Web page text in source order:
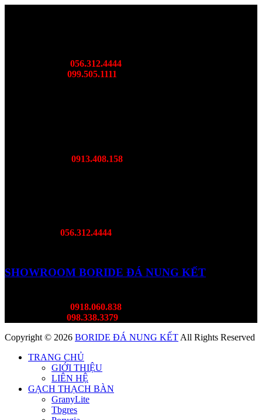
056.312.4444
099.505.1111
0913.408.158
056.312.4444
SHOWROOM BORIDE ĐÁ NUNG KẾT
0918.060.838
098.338.3379
Copyright © 2026 BORIDE ĐÁ NUNG KẾT All Rights Reserved
TRANG CHỦ
GIỚI THIỆU
LIÊN HỆ
GẠCH THẠCH BÀN
GranyLite
Tbgres